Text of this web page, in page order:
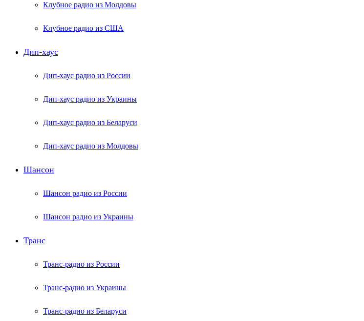
Клубное радио из Молдовы
Клубное радио из США
Дип-хаус
Дип-хаус радио из России
Дип-хаус радио из Украины
Дип-хаус радио из Беларуси
Дип-хаус радио из Молдовы
Шансон
Шансон радио из России
Шансон радио из Украины
Транс
Транс-радио из России
Транс-радио из Украины
Транс-радио из Беларуси